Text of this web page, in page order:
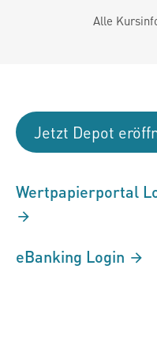
Alle
Jetzt Depot
Wertpapierportal
eBanking Login